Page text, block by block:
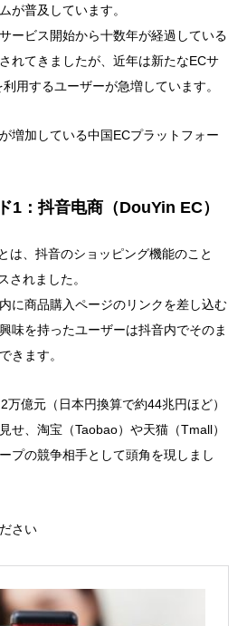
が普及しています。
ービス開始から十数年が経過している
れてきましたが、近年は新たなECサ
用するユーザーが急増しています。
増加している中国ECプラットフォー
1：抖音电商（DouYin EC）
は、抖音のショッピング機能のこと
されました。
に商品購入ページのリンクを差し込む
味を持ったユーザーは抖音内でそのま
きます。
億元（日本円換算で約44兆円ほど）
せ、淘宝（Taobao）や天猫（Tmall）
プの競争相手として頭角を現しまし
さい